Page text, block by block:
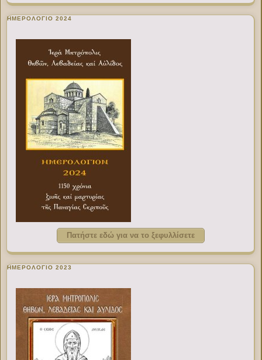
ΗΜΕΡΟΛΟΓΙΟ 2024
Πατήστε εδώ για να το ξεφυλλίσετε
ΗΜΕΡΟΛΟΓΙΟ 2023